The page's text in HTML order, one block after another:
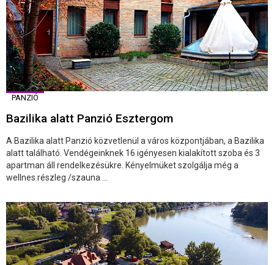
PANZIÓ
Bazilika alatt Panzió Esztergom
A Bazilika alatt Panzió közvetlenül a város központjában, a Bazilika
alatt található. Vendégeinknek 16 igényesen kialakított szoba és 3
apartman áll rendelkezésükre. Kényelmüket szolgálja még a
wellnes részleg /szauna ...